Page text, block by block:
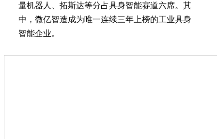
量机器人、拓斯达等分占具身智能赛道六席。其
中，微亿智造成为唯一连续三年上榜的工业具身
智能企业。